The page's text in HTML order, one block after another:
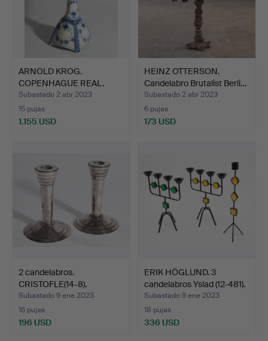
ARNOLD KROG.
COPENHAGUE REAL.
Candelabro d…
Subastado 2 abr 2023
15 pujas
1.155 USD
HEINZ OTTERSON.
Candelabro Brutalist Berli…
Subastado 2 abr 2023
6 pujas
173 USD
2 candelabros.
CRISTOFLE(14-8).
Subastado 9 ene 2023
16 pujas
196 USD
ERIK HÖGLUND. 3
candelabros Yslad (12-481).
Subastado 9 ene 2023
18 pujas
336 USD